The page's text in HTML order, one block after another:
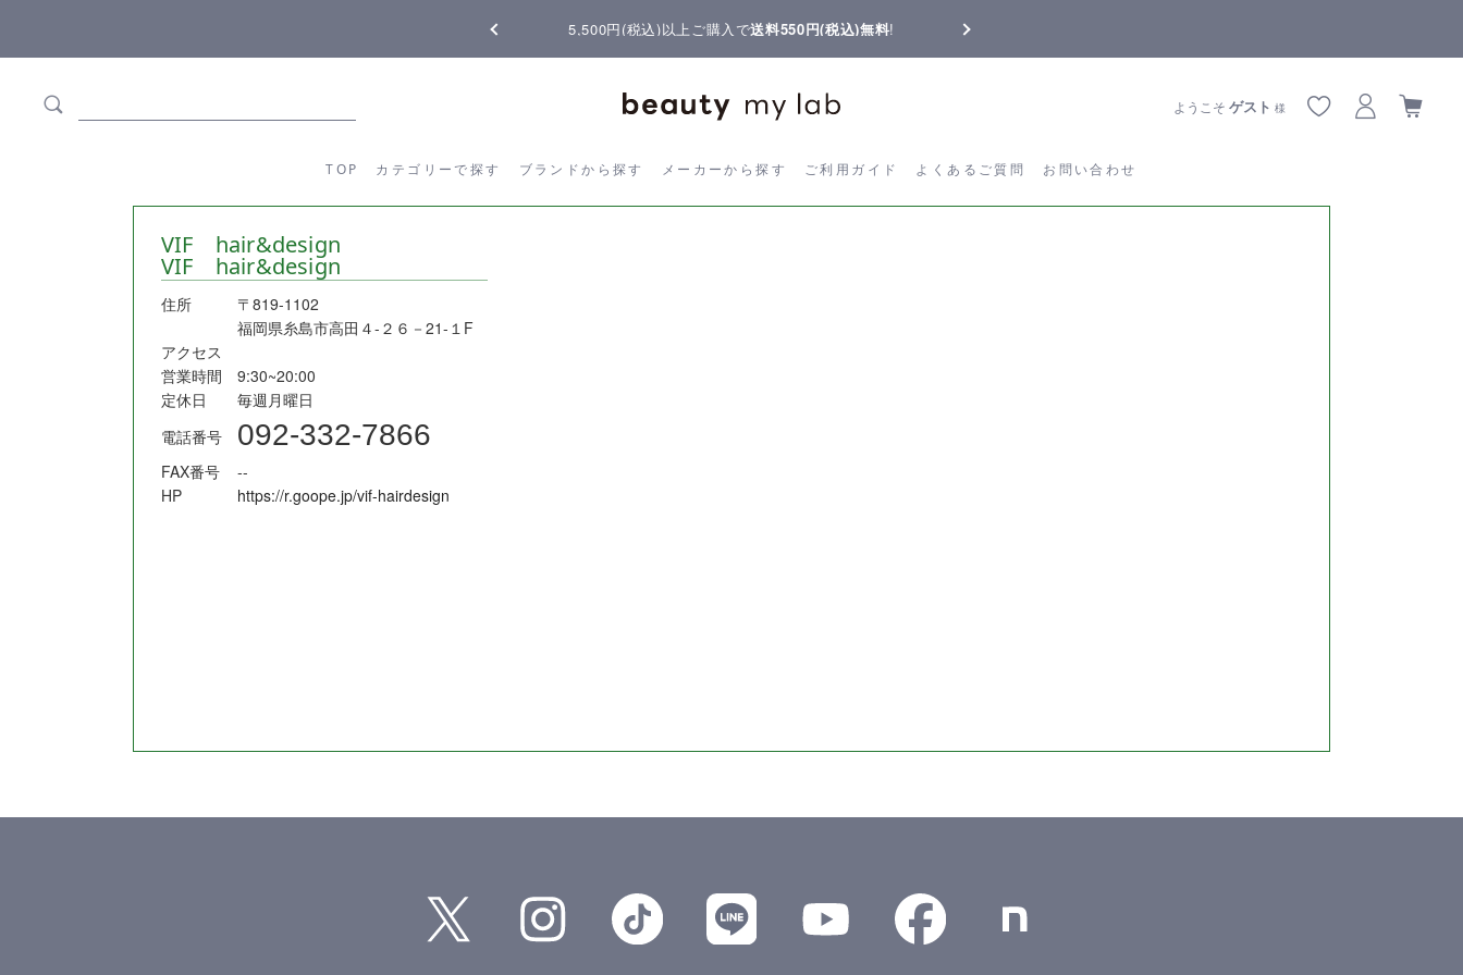
5,500円(税込)以上ご購入で送料550円(税込)無料!
TOP カテゴリーで探す ブランドから探す メーカーから探す ご利用ガイド よくあるご質問 お問い合わせ
ようこそゲスト 様
カテゴリーから探す ブランドから探す メーカーから探す ご利用ガイド よくあるご質問
VIF hair&design
VIF hair&design
住所
〒819-1102
福岡県糸島市高田４-２６－21-１F
アクセス
営業時間
9:30~20:00
定休日
毎週月曜日
電話番号
092-332-7866
FAX番号
--
HP
https://r.goope.jp/vif-hairdesign